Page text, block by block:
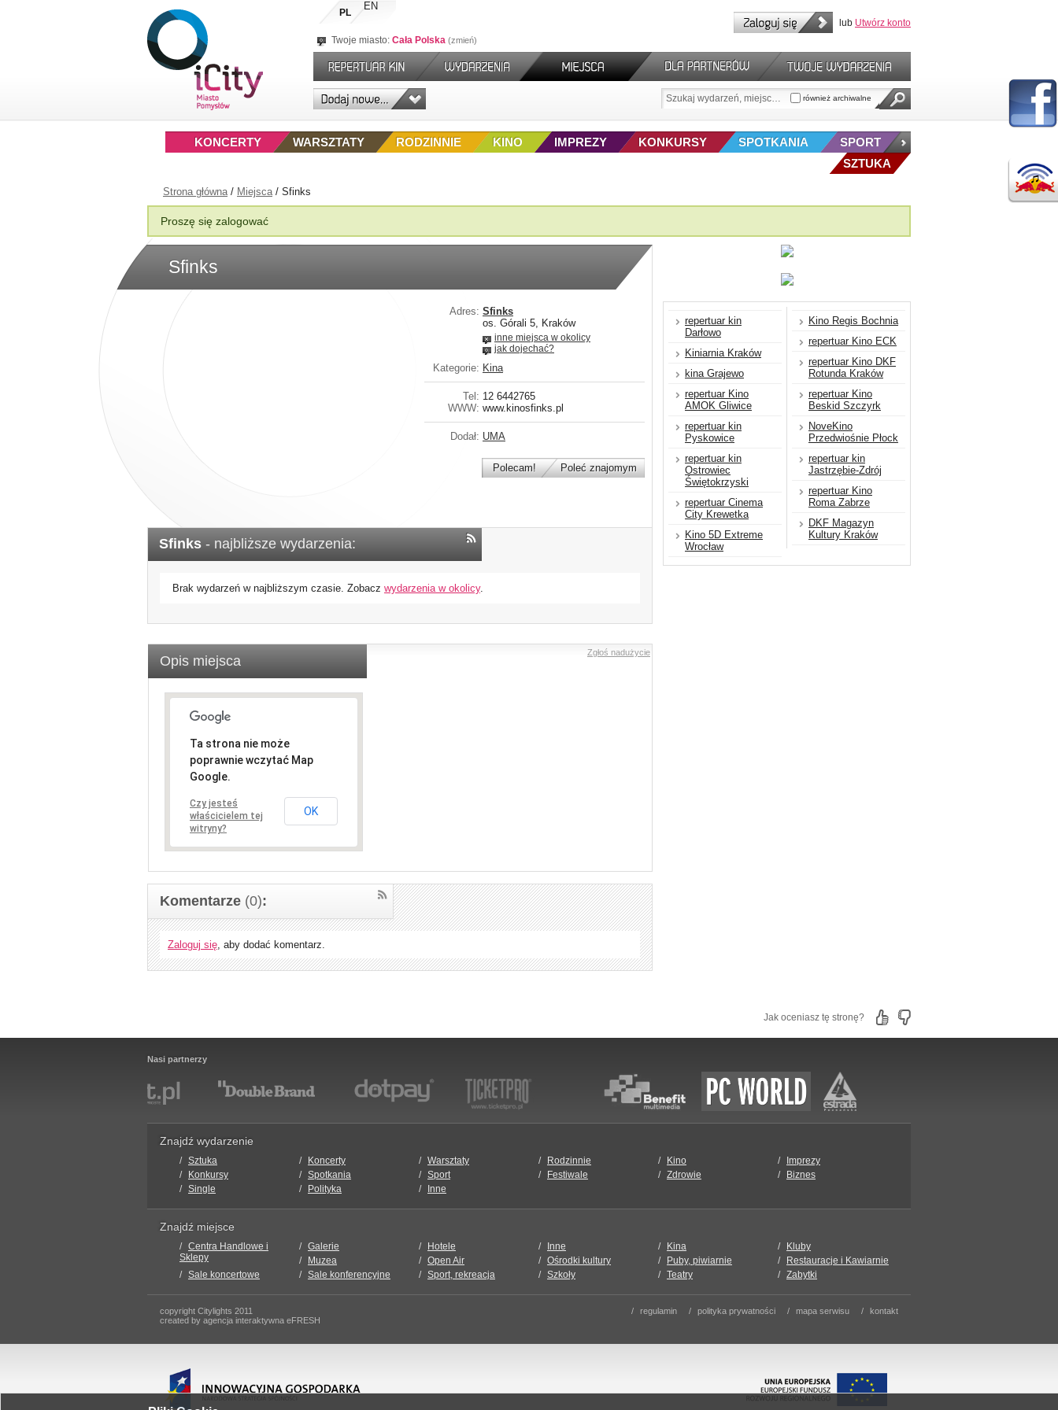
lub Utwórz konto
PL
EN
Twoje miasto: Cała Polska zmień
również archiwalne
SPORT
SPOTKANIA
KONKURSY
IMPREZY
KINO
RODZINNIE
WARSZTATY
KONCERTY
SZTUKA
Strona główna/ Miejsca/ Sfinks
Proszę się zalogować
Sfinks
Adres: Sfinks
os. Górali 5, Kraków
inne miejsca w okolicy
jak dojechać?
Kategorie: Kina
Tel: 12 6442765
WWW: www.kinosfinks.pl
Dodał: UMA
Polecam! Poleć znajomym
Sfinks - najbliższe wydarzenia:
Brak wydarzeń w najbliższym czasie. Zobacz wydarzenia w okolicy.
Opis miejsca
Zgłoś nadużycie
Ta strona nie może
poprawnie wczytać Map
Google.
Czy jesteś
właścicielem tej
witryny?
OK
Komentarze (0):
Zaloguj się, aby dodać komentarz.
repertuar kin
Darłowo
Kiniarnia Kraków
kina Grajewo
repertuar Kino
AMOK Gliwice
repertuar kin
Pyskowice
repertuar kin
Ostrowiec
Świętokrzyski
repertuar Cinema
City Krewetka
Kino 5D Extreme
Wrocław
Kino Regis Bochnia
repertuar Kino ECK
repertuar Kino DKF
Rotunda Kraków
repertuar Kino
Beskid Szczyrk
NoveKino
Przedwiośnie Płock
repertuar kin
Jastrzębie-Zdrój
repertuar Kino
Roma Zabrze
DKF Magazyn
Kultury Kraków
Jak oceniasz tę stronę?
Nasi partnerzy
Znajdź wydarzenie
Sztuka Koncerty Warsztaty Rodzinnie Kino
Imprezy
Konkursy
Spotkania Sport Festiwale Zdrowie
Biznes
Single
Polityka Inne
Znajdź miejsce
Centra Handlowe i
Sklepy
Galerie Hotele Inne Kina
Kluby
Muzea
Open Air Ośrodki kultury Puby, piwiarnie
Restauracje i Kawiarnie
Sale koncertowe
Sale konferencyjne Sport, rekreacja Szkoły Teatry Zabytki
copyright Citylights 2011
created by agencja interaktywna eFRESH
regulamin polityka prywatności mapa serwisu kontakt